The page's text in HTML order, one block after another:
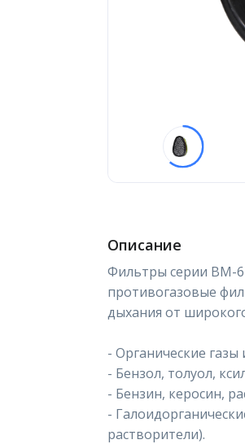
Описание
Фильтры серии ВМ-
противогазовые
дыхания от
- Органические
- Бензол, толуол,
- Бензин, керосин,
-
растворители).